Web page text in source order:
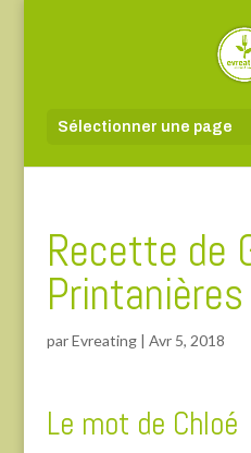
Sélectionner une page
Recette de
Printanières
parEvreating| Avr 5, 2018
Le mot de Chloé